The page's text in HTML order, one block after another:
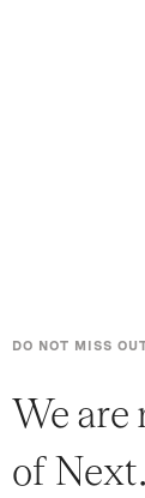
DO NOT MISS
We are
of